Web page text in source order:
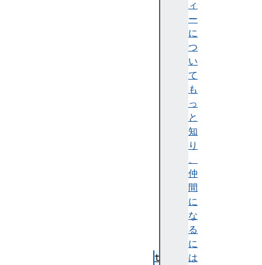
ィ
ー
に
つ
い
て
も
っ
と
知
り
、
仲
間
に
な
る
に
は
t